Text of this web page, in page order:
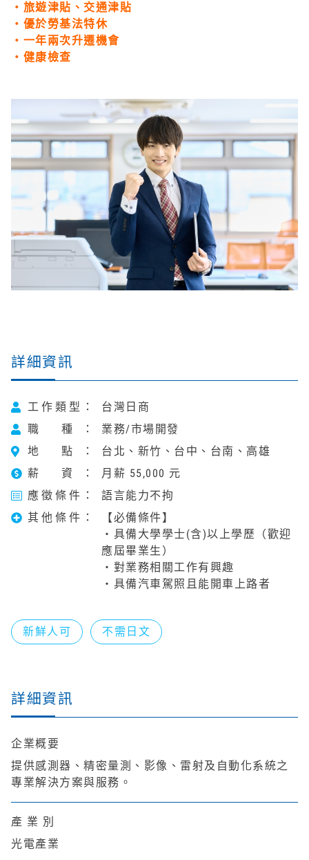
・旅遊津貼、交通津貼
・優於勞基法特休
・一年兩次升遷機會
・健康檢查
詳細資訊
工作類型
台灣日商
職 種
業務/市場開發
地 點
台北、新竹、台中、台南、高雄
薪 資
月薪 55,000 元
應徵條件
語言能力不拘
其他條件
【必備條件】
・具備大學學士(含)以上學歷（歡迎
應屆畢業生）
・對業務相關工作有興趣
・具備汽車駕照且能開車上路者
新鮮人可 不需日文
詳細資訊
企業概要
提供感測器、精密量測、影像、雷射及自動化系統之
專業解決方案與服務。
產 業 別
光電產業